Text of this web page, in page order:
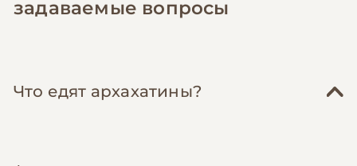
задаваемые вопросы
Что едят архахатины?